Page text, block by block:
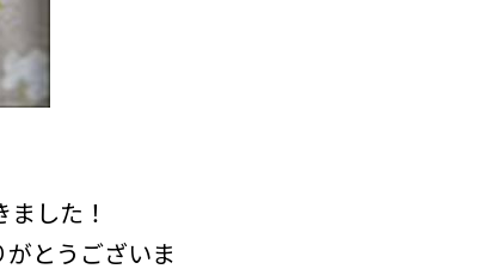
した！
とうございま